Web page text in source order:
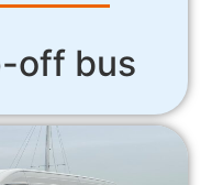
off bus